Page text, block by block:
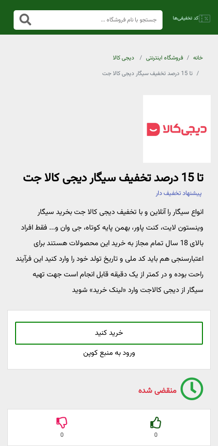
خانه فروشگاه اینترنتی
دیجی کالا
تا 15 درصد تخفیف سیگار دیجی کالا جت
تا 15 درصد تخفیف سیگار دیجی کالا جت
پیشنهاد تخفیف دار
انواع سیگار را آنلاین و با تخفیف دیجی کالا جت بخرید سیگار
وینستون لایت، کنت پاور، بهمن پایه کوتاه، جی وان و... فقط افراد
بالای 18 سال تمام مجاز به خرید این محصولات هستند برای
اعتبارسنجی هم باید کد ملی و تاریخ تولد خود را وارد کنید این فرآیند
راحت بوده و در کمتر از یک دقیقه قابل انجام است جهت تهیه
سیگار از دیجی کالاجت وارد «لینک خرید» شوید
خرید کنید
ورود به منبع کوپن
منقضی شده
0
0